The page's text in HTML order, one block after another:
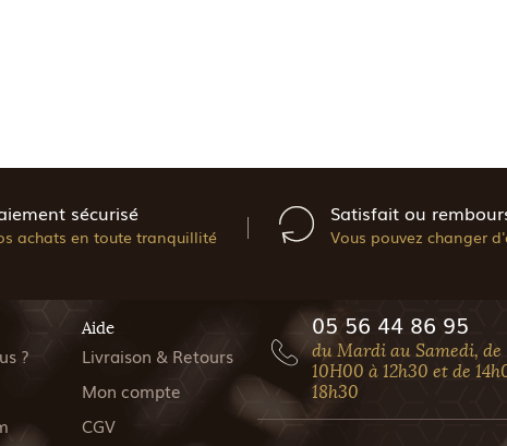
sécurisé
achats en toute tranquillité
Satisfait ou
Vous pouvez changer
?
Aide
Livraison & Retours
Mon compte
CGV
05 56 44 86 95
du Mardi au Samedi, de
10H00 à 12h30 et de
18h30